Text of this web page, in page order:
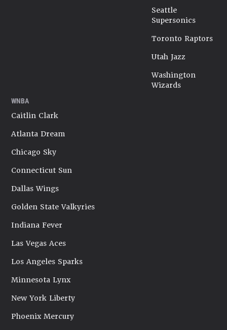
Seattle
Supersonics
Toronto Raptors
Utah Jazz
Washington
Wizards
WNBA
Caitlin Clark
Atlanta Dream
Chicago Sky
Connecticut Sun
Dallas Wings
Golden State Valkyries
Indiana Fever
Las Vegas Aces
Los Angeles Sparks
Minnesota Lynx
New York Liberty
Phoenix Mercury